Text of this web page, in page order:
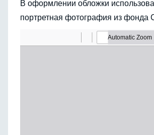
В оформлении обложки
портретная фотография из